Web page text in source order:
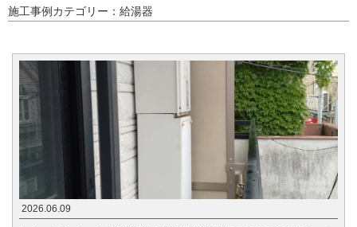
施工事例カテゴリー：給湯器
2026.06.09